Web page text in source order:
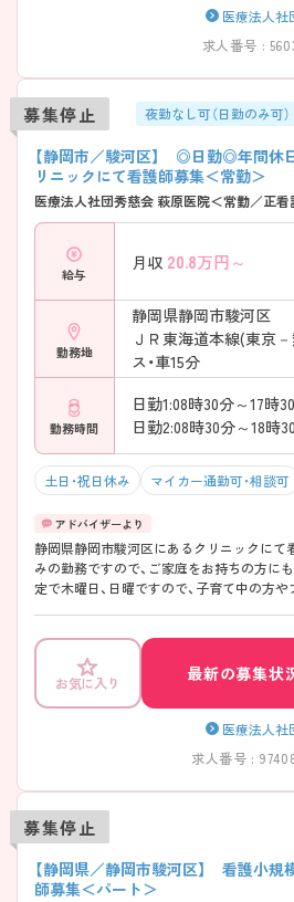
医療法人
求人番号 :
募集停止 夜勤なし可（日勤のみ可）
【静岡市／駿河区】 ◎日勤◎年間休
リニックにて看護師募集＜常勤＞
医療法人社団秀慈会 萩原医院＜常勤／正
給与
月収 20.8万円～
勤務地
静岡県静岡市駿河区
ＪＲ東海道本線(東京－
ス・車15分
勤務時間
日勤1:08時30分～17時
日勤2:08時30分～18時
土日・祝日休み マイカー通勤可・相談可
静岡県静岡市駿河区にあるクリニックにて
みの勤務ですので、ご家庭をお持ちの方に
定で木曜日、日曜ですので、子育て中の方
お気に入り 最新の募集状
医療法人
求人番号 :
募集停止
【静岡県／静岡市駿河区】 看護小規
師募集＜パート＞